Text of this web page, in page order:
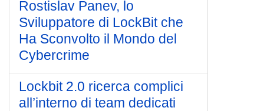
Rostislav Panev, lo
Sviluppatore di LockBit che
Ha Sconvolto il Mondo del
Cybercrime
Lockbit 2.0 ricerca complici
all’interno di team dedicati